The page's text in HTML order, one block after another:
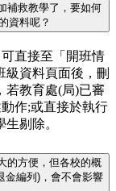
補救教學了，要如何
資料呢？
直接至「開班情
資料頁面後，刪
若教育處(局)已審
作;或直接於執行
剔除。
的方便，但各校的概
金編列)，會不會影響